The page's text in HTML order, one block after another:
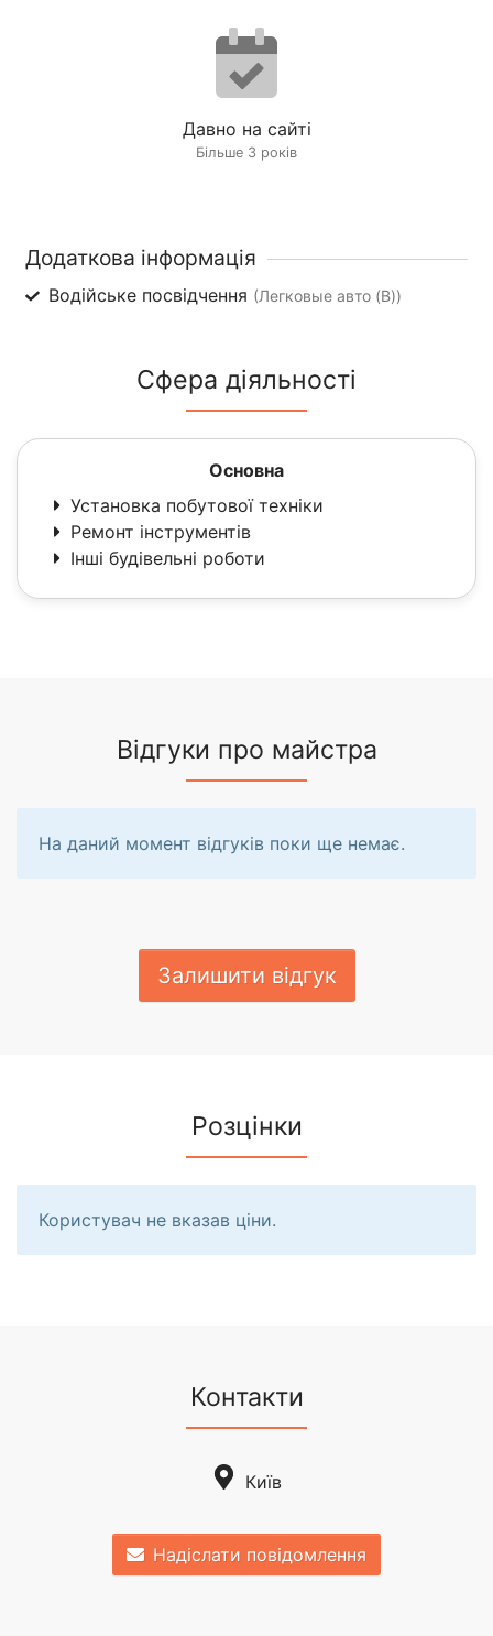
Давно на сайті
Більше 3 років
Додаткова інформація
Водійське посвідчення (Легковые авто (B))
Сфера діяльності
Основна
Установка побутової техніки
Ремонт інструментів
Інші будівельні роботи
Відгуки про майстра
На даний момент відгуків поки ще немає.
Залишити відгук
Розцінки
Користувач не вказав ціни.
Контакти
Київ
Надіслати повідомлення